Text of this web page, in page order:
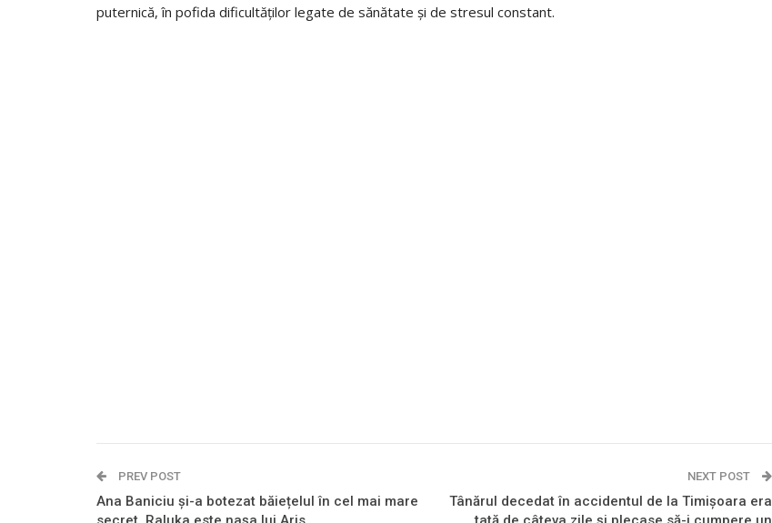
puternică, în pofida dificultăților legate de sănătate și de stresul constant.
PREV POST
Ana Baniciu și-a botezat băiețelul în cel mai mare
NEXT POST
Tânărul decedat în accidentul de la Timișoara era